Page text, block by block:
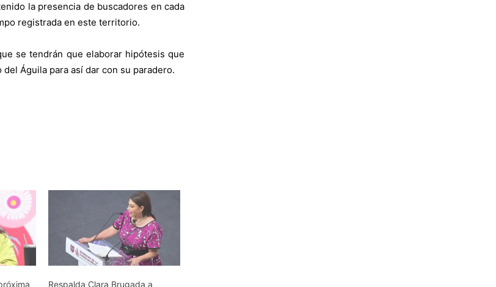
la presencia de buscadores en cada
registrada en este territorio.
se tendrán que elaborar hipótesis que
Águila para así dar con su paradero.
Respalda Clara Brugada a